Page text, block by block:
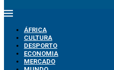
ÁFRICA
CULTURA
DESPORTO
ECONOMIA
MERCADO